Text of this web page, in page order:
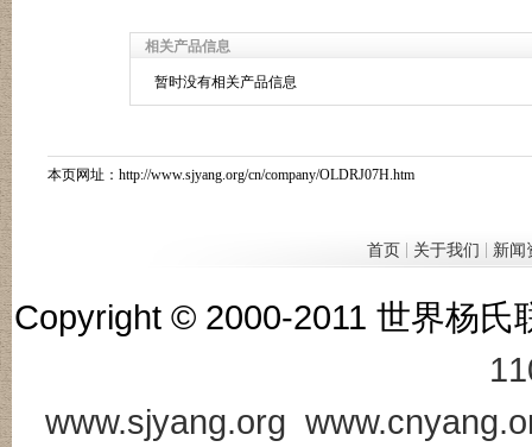
相关产品信息
暂时没有相关产品信息
本页网址： http://www.sjyang.org/cn/company/OLDRJ07H.htm
首页| 关于我们 新闻
Copyright © 2000-2011 世界杨
www.sjyang.org